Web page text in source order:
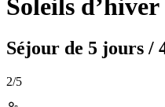
Soleils d’hiver
Séjour de 5 jours /
2/5